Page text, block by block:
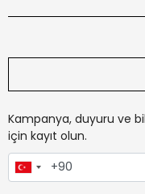
Kampanya, duyuru ve
için kayıt olun.